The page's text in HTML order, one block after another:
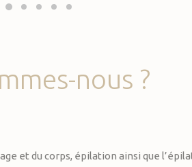
nous ?
et du corps, épilation ainsi que